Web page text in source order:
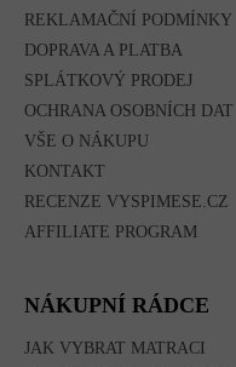
REKLAMAČNÍ PODMÍNKY
DOPRAVA A PLATBA
SPLÁTKOVÝ PRODEJ
OCHRANA OSOBNÍCH DAT
VŠE O NÁKUPU
KONTAKT
RECENZE VYSPIMESE.CZ
AFFILIATE PROGRAM
NÁKUPNÍ RÁDCE
JAK VYBRAT MATRACI